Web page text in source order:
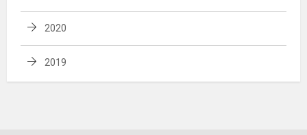
2020
2019